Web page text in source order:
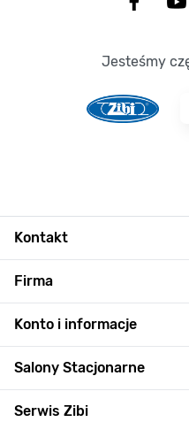
Jesteśmy
Kontakt
Firma
Konto i informacje
Salony Stacjonarne
Serwis Zibi